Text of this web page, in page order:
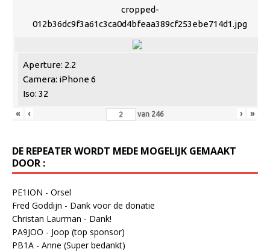
cropped-
012b36dc9f3a61c3ca0d4bfeaa389cf253ebe714d1.jpg
Aperture: 2.2
Camera: iPhone 6
Iso: 32
«
‹ van 246 › »
DE REPEATER WORDT MEDE MOGELIJK GEMAAKT
DOOR :
PE1ION - Orsel
Fred Goddijn - Dank voor de donatie
Christan Laurman - Dank!
PA9JOO - Joop (top sponsor)
PB1A - Anne (Super bedankt)